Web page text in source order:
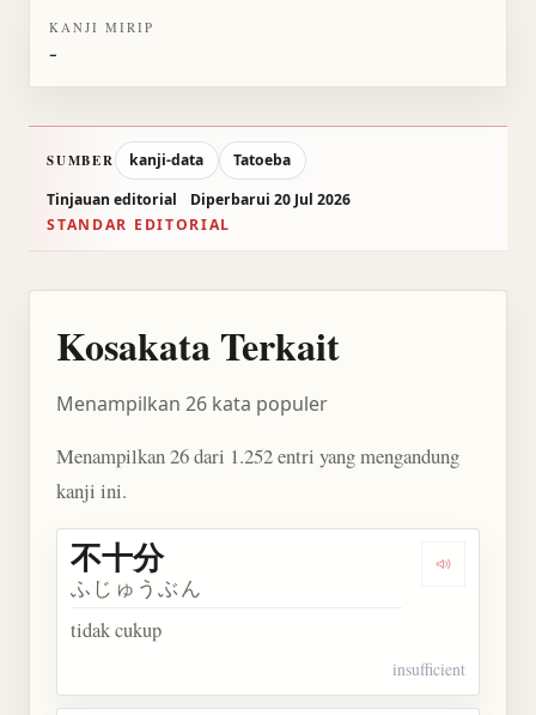
KANJI MIRIP
-
SUMBER kanji-data
Tatoeba
Tinjauan editorial
Diperbarui 20 Jul 2026
STANDAR EDITORIAL
Kosakata Terkait
Menampilkan 26 kata populer
Menampilkan 26 dari 1.252 entri yang mengandung
kanji ini.
Dengarkan
不十分
ふじゅうぶん
tidak cukup
insufficient